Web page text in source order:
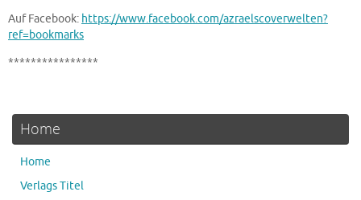
Auf Facebook: https://www.facebook.com/azraelscoverwelten?
ref=bookmarks
****************
Home
Home
Verlags Titel